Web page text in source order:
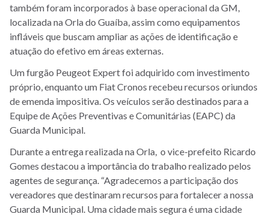
também foram incorporados à base operacional da GM,
localizada na Orla do Guaíba, assim como equipamentos
infláveis que buscam ampliar as ações de identificação e
atuação do efetivo em áreas externas.
Um furgão Peugeot Expert foi adquirido com investimento
próprio, enquanto um Fiat Cronos recebeu recursos oriundos
de emenda impositiva. Os veículos serão destinados para a
Equipe de Ações Preventivas e Comunitárias (EAPC) da
Guarda Municipal.
Durante a entrega realizada na Orla, o vice-prefeito Ricardo
Gomes destacou a importância do trabalho realizado pelos
agentes de segurança. “Agradecemos a participação dos
vereadores que destinaram recursos para fortalecer a nossa
Guarda Municipal. Uma cidade mais segura é uma cidade